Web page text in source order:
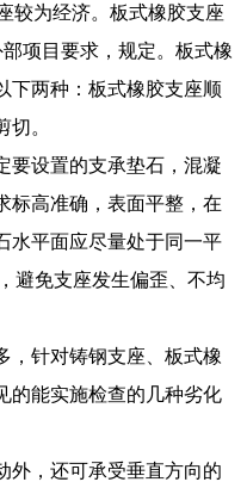
较为经济。板式橡胶支座
项目要求，规定。板式橡
下两种：板式橡胶支座顺
。
要设置的支承垫石，混凝
标高准确，表面平整，在
水平面应尽量处于同一平
避免支座发生偏歪、不均
，针对铸钢支座、板式橡
的能实施检查的几种劣化
外，还可承受垂直方向的